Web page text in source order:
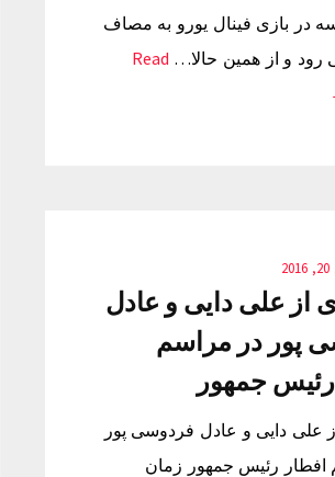
در بازی فینال یورو به مصاف
رود و از همین حالا… Read
از علی دایی و عادل
پور در مراسم
جمهور
علی دایی و عادل فردوسی پور
افطار رئیس جمهور زمان